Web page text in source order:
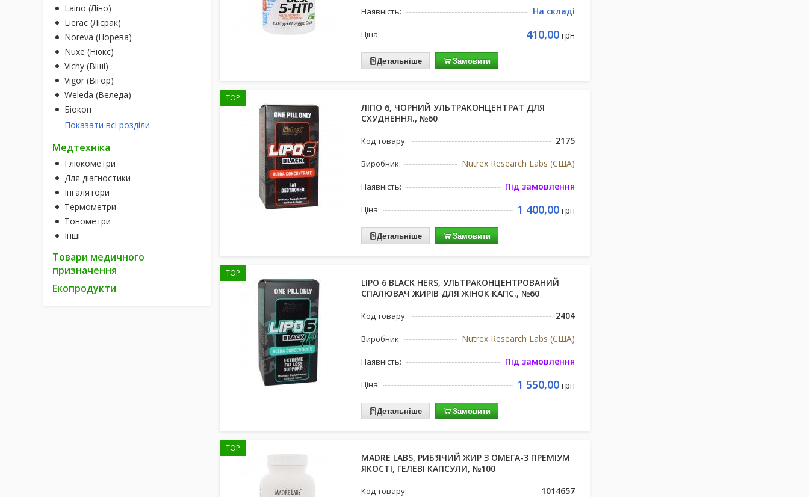
Laino (Ліно)
Lierac (Лієрак)
Noreva (Норева)
Nuxe (Нюкс)
Vichy (Віші)
Vigor (Вігор)
Weleda (Веледа)
Біокон
Показати всі розділи
Медтехніка
Глюкометри
Для діагностики
Інгалятори
Термометри
Тонометри
Інші
Товари медичного
призначення
Екопродукти
Наявність: На складі
Ціна: 410,00грн
Детальніше Замовити
ЛІПО 6, ЧОРНИЙ УЛЬТРАКОНЦЕНТРАТ ДЛЯ
СХУДНЕННЯ., №60
Код товару: 2175
Виробник: Nutrex Research Labs (США)
Наявність: Під замовлення
Ціна: 1 400,00грн
Детальніше Замовити
TOP
LIPO 6 BLACK HERS, УЛЬТРАКОНЦЕНТРОВАНИЙ
СПАЛЮВАЧ ЖИРІВ ДЛЯ ЖІНОК КАПС., №60
Код товару: 2404
Виробник: Nutrex Research Labs (США)
Наявність: Під замовлення
Ціна: 1 550,00грн
Детальніше Замовити
TOP
MADRE LABS, РИБ'ЯЧИЙ ЖИР З ОМЕГА-3 ПРЕМІУМ
ЯКОСТІ, ГЕЛЕВІ КАПСУЛИ, №100
Код товару: 1014657
TOP